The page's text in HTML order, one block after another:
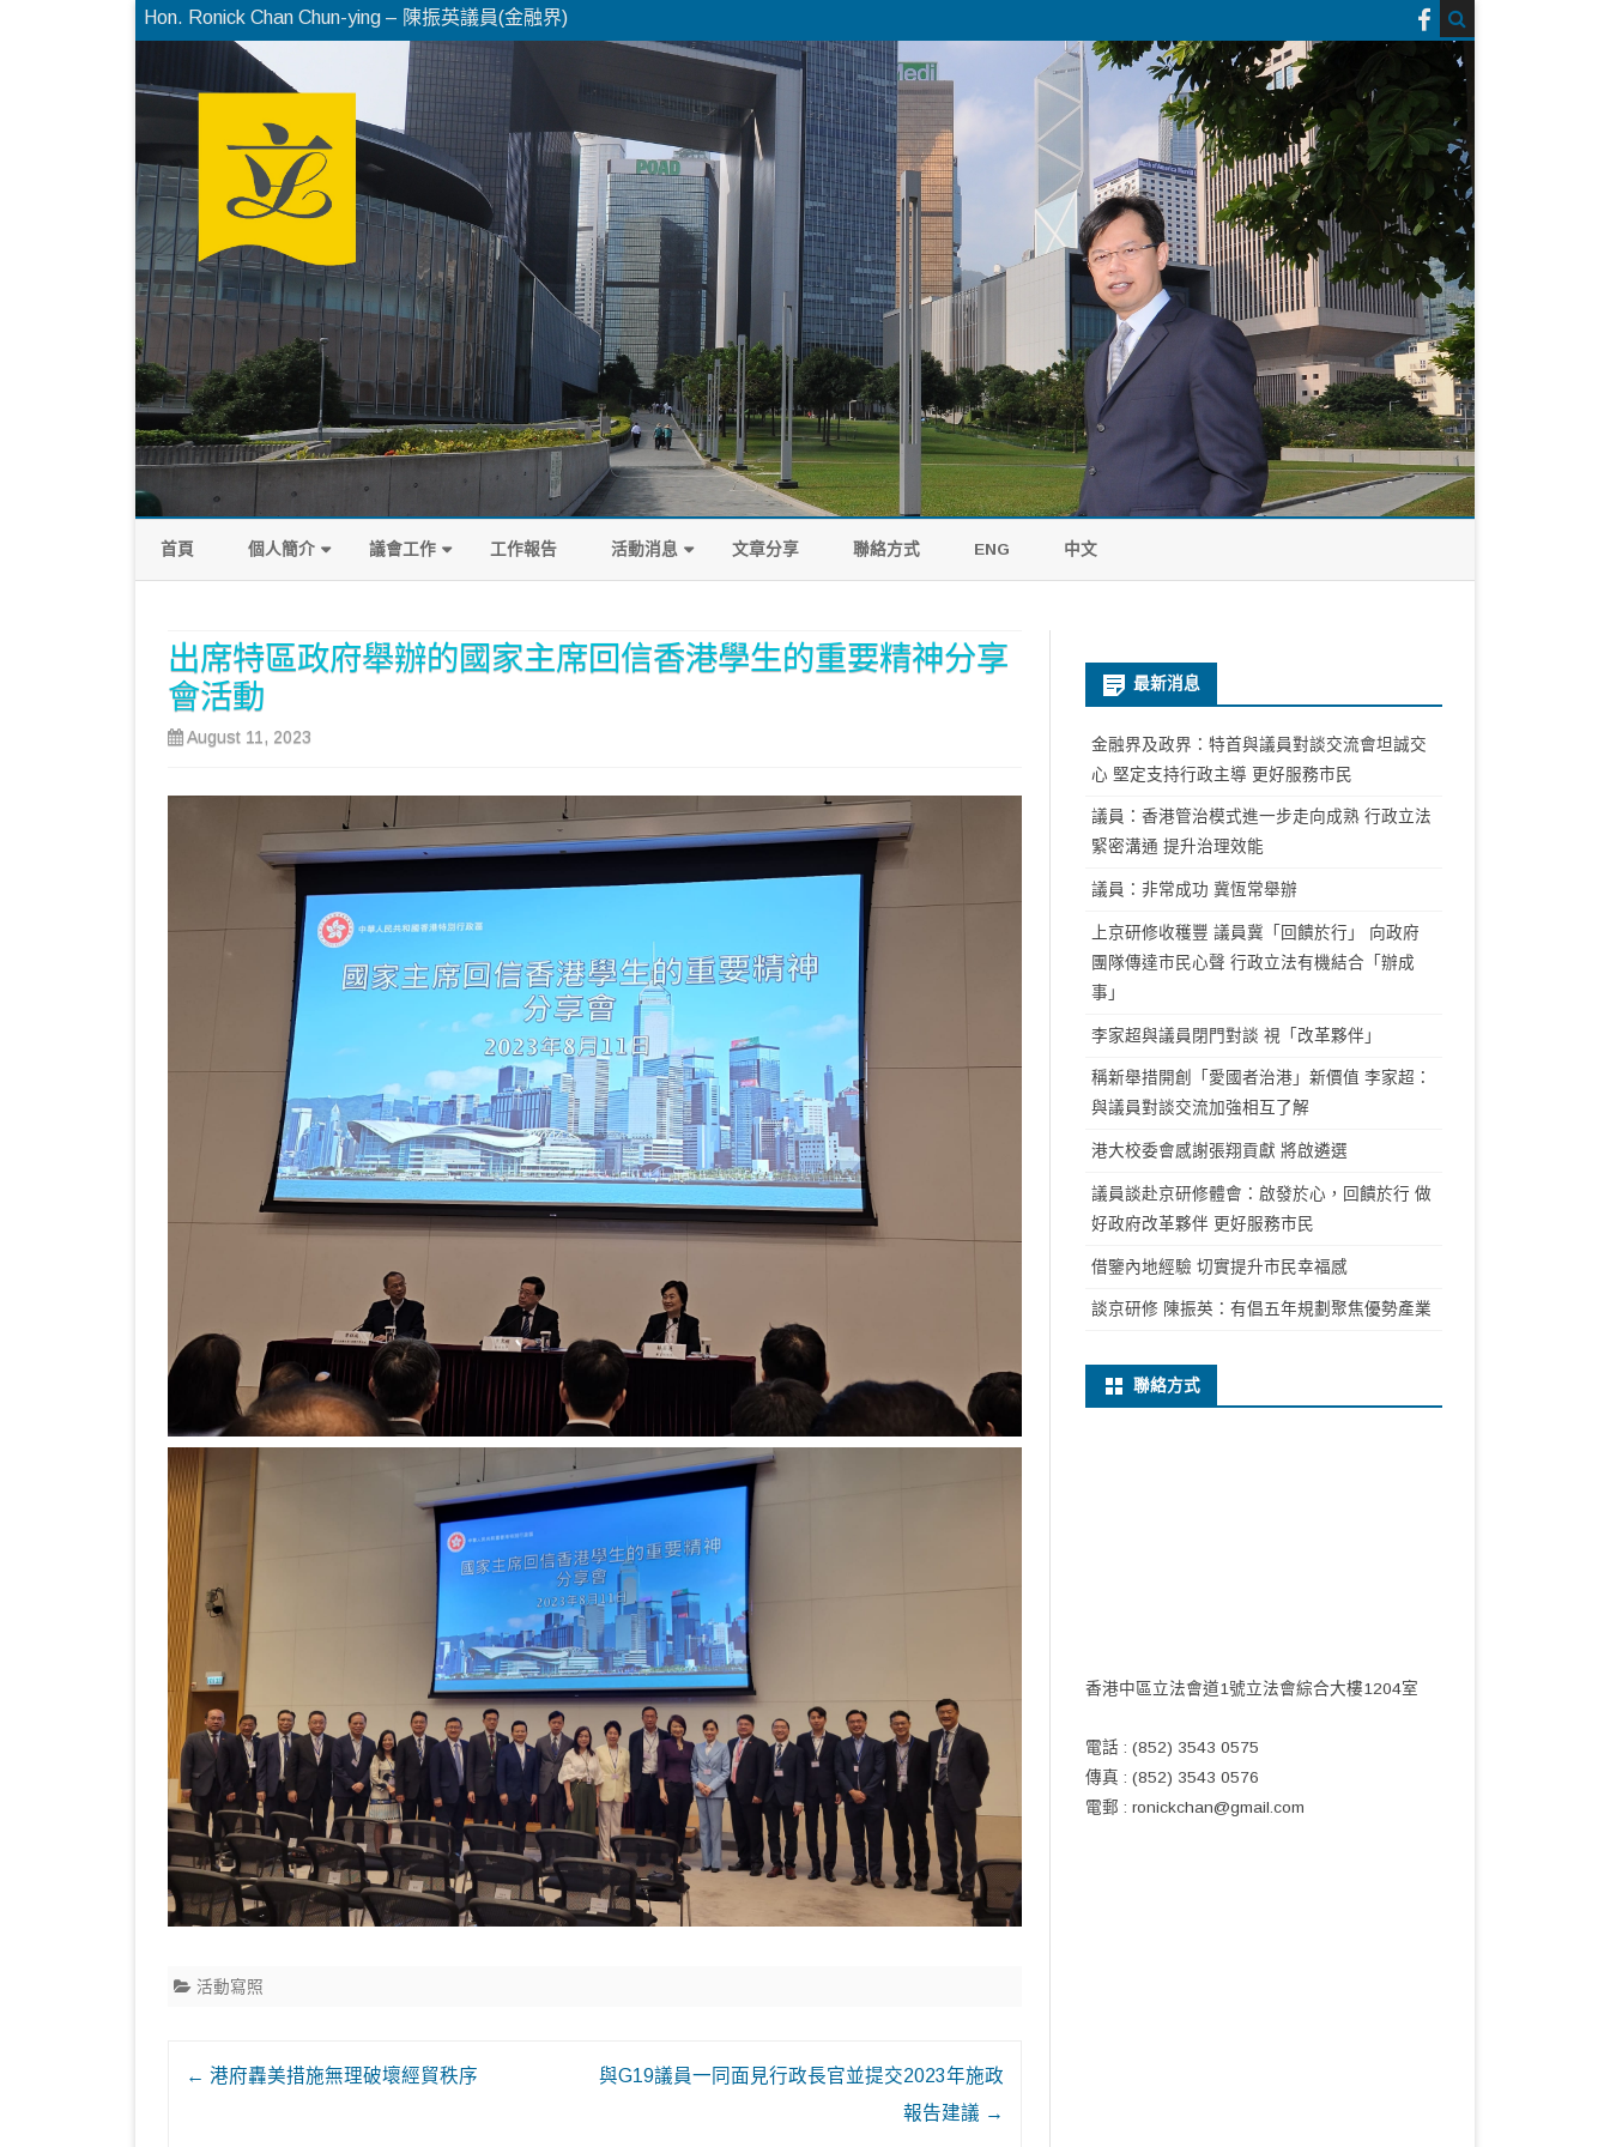
Hon. Ronick Chan Chun-ying – 陳振英議員(金融界)
content
首頁 個人簡介
關注議題
議會工作 工作報告 活動消息
傳媒報導
文章分享 聯絡方式 ENG 中文
出席特區政府舉辦的國家主席回信香港學生的重要精神分享
會活動
August 11, 2023
活動寫照
← 港府轟美措施無理破壞經貿秩序
與G19議員一同面見行政長官並提交2023年施政
報告建議 →
最新消息
金融界及政界：特首與議員對談交流會坦誠交
心 堅定支持行政主導 更好服務市民
議員：香港管治模式進一步走向成熟 行政立法
緊密溝通 提升治理效能
議員：非常成功 冀恆常舉辦
上京研修收穫豐 議員冀「回饋於行」 向政府
團隊傳達市民心聲 行政立法有機結合「辦成
事」
李家超與議員閉門對談 視「改革夥伴」
稱新舉措開創「愛國者治港」新價值 李家超：
與議員對談交流加強相互了解
港大校委會感謝張翔貢獻 將啟遴選
議員談赴京研修體會：啟發於心，回饋於行 做
好政府改革夥伴 更好服務市民
借鑒內地經驗 切實提升市民幸福感
談京研修 陳振英：有倡五年規劃聚焦優勢產業
聯絡方式
香港中區立法會道1號立法會綜合大樓1204室
電話 : (852) 3543 0575
傳真 : (852) 3543 0576
電郵 : ronickchan@gmail.com